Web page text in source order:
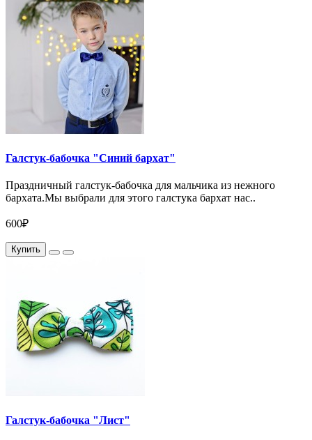
Галстук-бабочка "Синий бархат"
Праздничный галстук-бабочка для мальчика из нежного
бархата.Мы выбрали для этого галстука бархат нас..
600₽
Купить
Галстук-бабочка "Лист"